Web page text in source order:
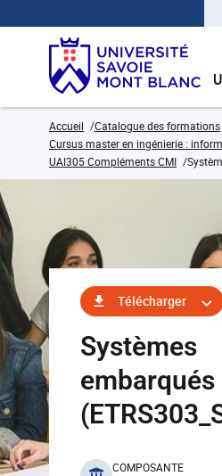
Accueil Catalogue des formations
Cursus master en ingénierie :
UAI305 Compléments CMI
Télécharger
Systèmes
embarqués
benefits
COMPOSANTE